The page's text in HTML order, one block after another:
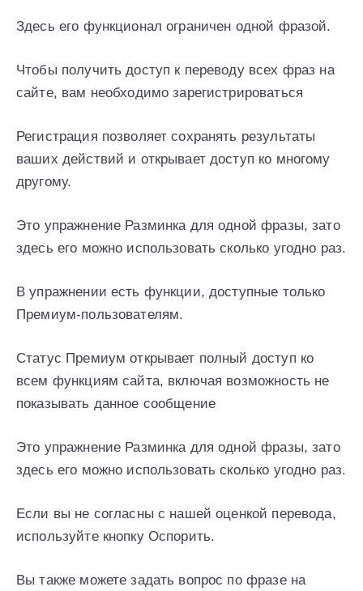
Здесь его функционал ограничен одной фразой.
Чтобы получить доступ к переводу всех фраз на
сайте, вам необходимо зарегистрироваться
Регистрация позволяет сохранять результаты
ваших действий и открывает доступ ко многому
другому.
Это упражнение Разминка для одной фразы, зато
здесь его можно использовать сколько угодно раз.
В упражнении есть функции, доступные только
Премиум-пользователям.
Статус Премиум открывает полный доступ ко
всем функциям сайта, включая возможность не
показывать данное сообщение
Это упражнение Разминка для одной фразы, зато
здесь его можно использовать сколько угодно раз.
Если вы не согласны с нашей оценкой перевода,
используйте кнопку Оспорить.
Вы также можете задать вопрос по фразе на